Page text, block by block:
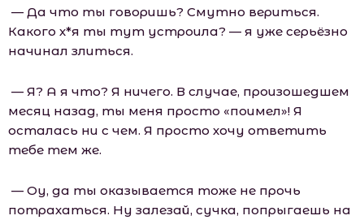
— Да что ты говоришь? Смутно вериться.
Какого х*я ты тут устроила? — я уже серьёзно
начинал злиться.
— Я? А я что? Я ничего. В случае, произошедшем
месяц назад, ты меня просто «поимел»! Я
осталась ни с чем. Я просто хочу ответить
тебе тем же.
— Оу, да ты оказывается тоже не прочь
потрахаться. Ну залезай, сучка, попрыгаешь на